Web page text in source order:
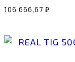
106 666,67 ₽